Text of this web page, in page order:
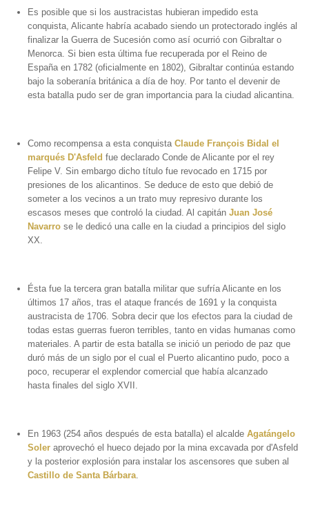
Es posible que si los austracistas hubieran impedido esta
conquista, Alicante habría acabado siendo un protectorado inglés al
finalizar la Guerra de Sucesión como así ocurrió con Gibraltar o
Menorca. Si bien esta última fue recuperada por el Reino de
España en 1782 (oficialmente en 1802), Gibraltar continúa estando
bajo la soberanía británica a día de hoy. Por tanto el devenir de
esta batalla pudo ser de gran importancia para la ciudad alicantina.
Como recompensa a esta conquista Claude François Bidal el
marqués D'Asfeld fue declarado Conde de Alicante por el rey
Felipe V. Sin embargo dicho título fue revocado en 1715 por
presiones de los alicantinos. Se deduce de esto que debió de
someter a los vecinos a un trato muy represivo durante los
escasos meses que controló la ciudad. Al capitán Juan José
Navarro se le dedicó una calle en la ciudad a principios del siglo
XX.
​Ésta fue la tercera gran batalla militar que sufría Alicante en los
últimos 17 años, tras el ataque francés de 1691 y la conquista
austracista de 1706. Sobra decir que los efectos para la ciudad de
todas estas guerras fueron terribles, tanto en vidas humanas como
materiales. A partir de esta batalla se inició un periodo de paz que
duró más de un siglo por el cual el Puerto alicantino pudo, poco a
poco, recuperar el explendor comercial que había alcanzado
hasta finales del siglo XVII.
En 1963 (254 años después de esta batalla) el alcalde Agatángelo
Soler aprovechó el hueco dejado por la mina excavada por d'Asfeld
y la posterior explosión para instalar los ascensores que suben al
Castillo de Santa Bárbara